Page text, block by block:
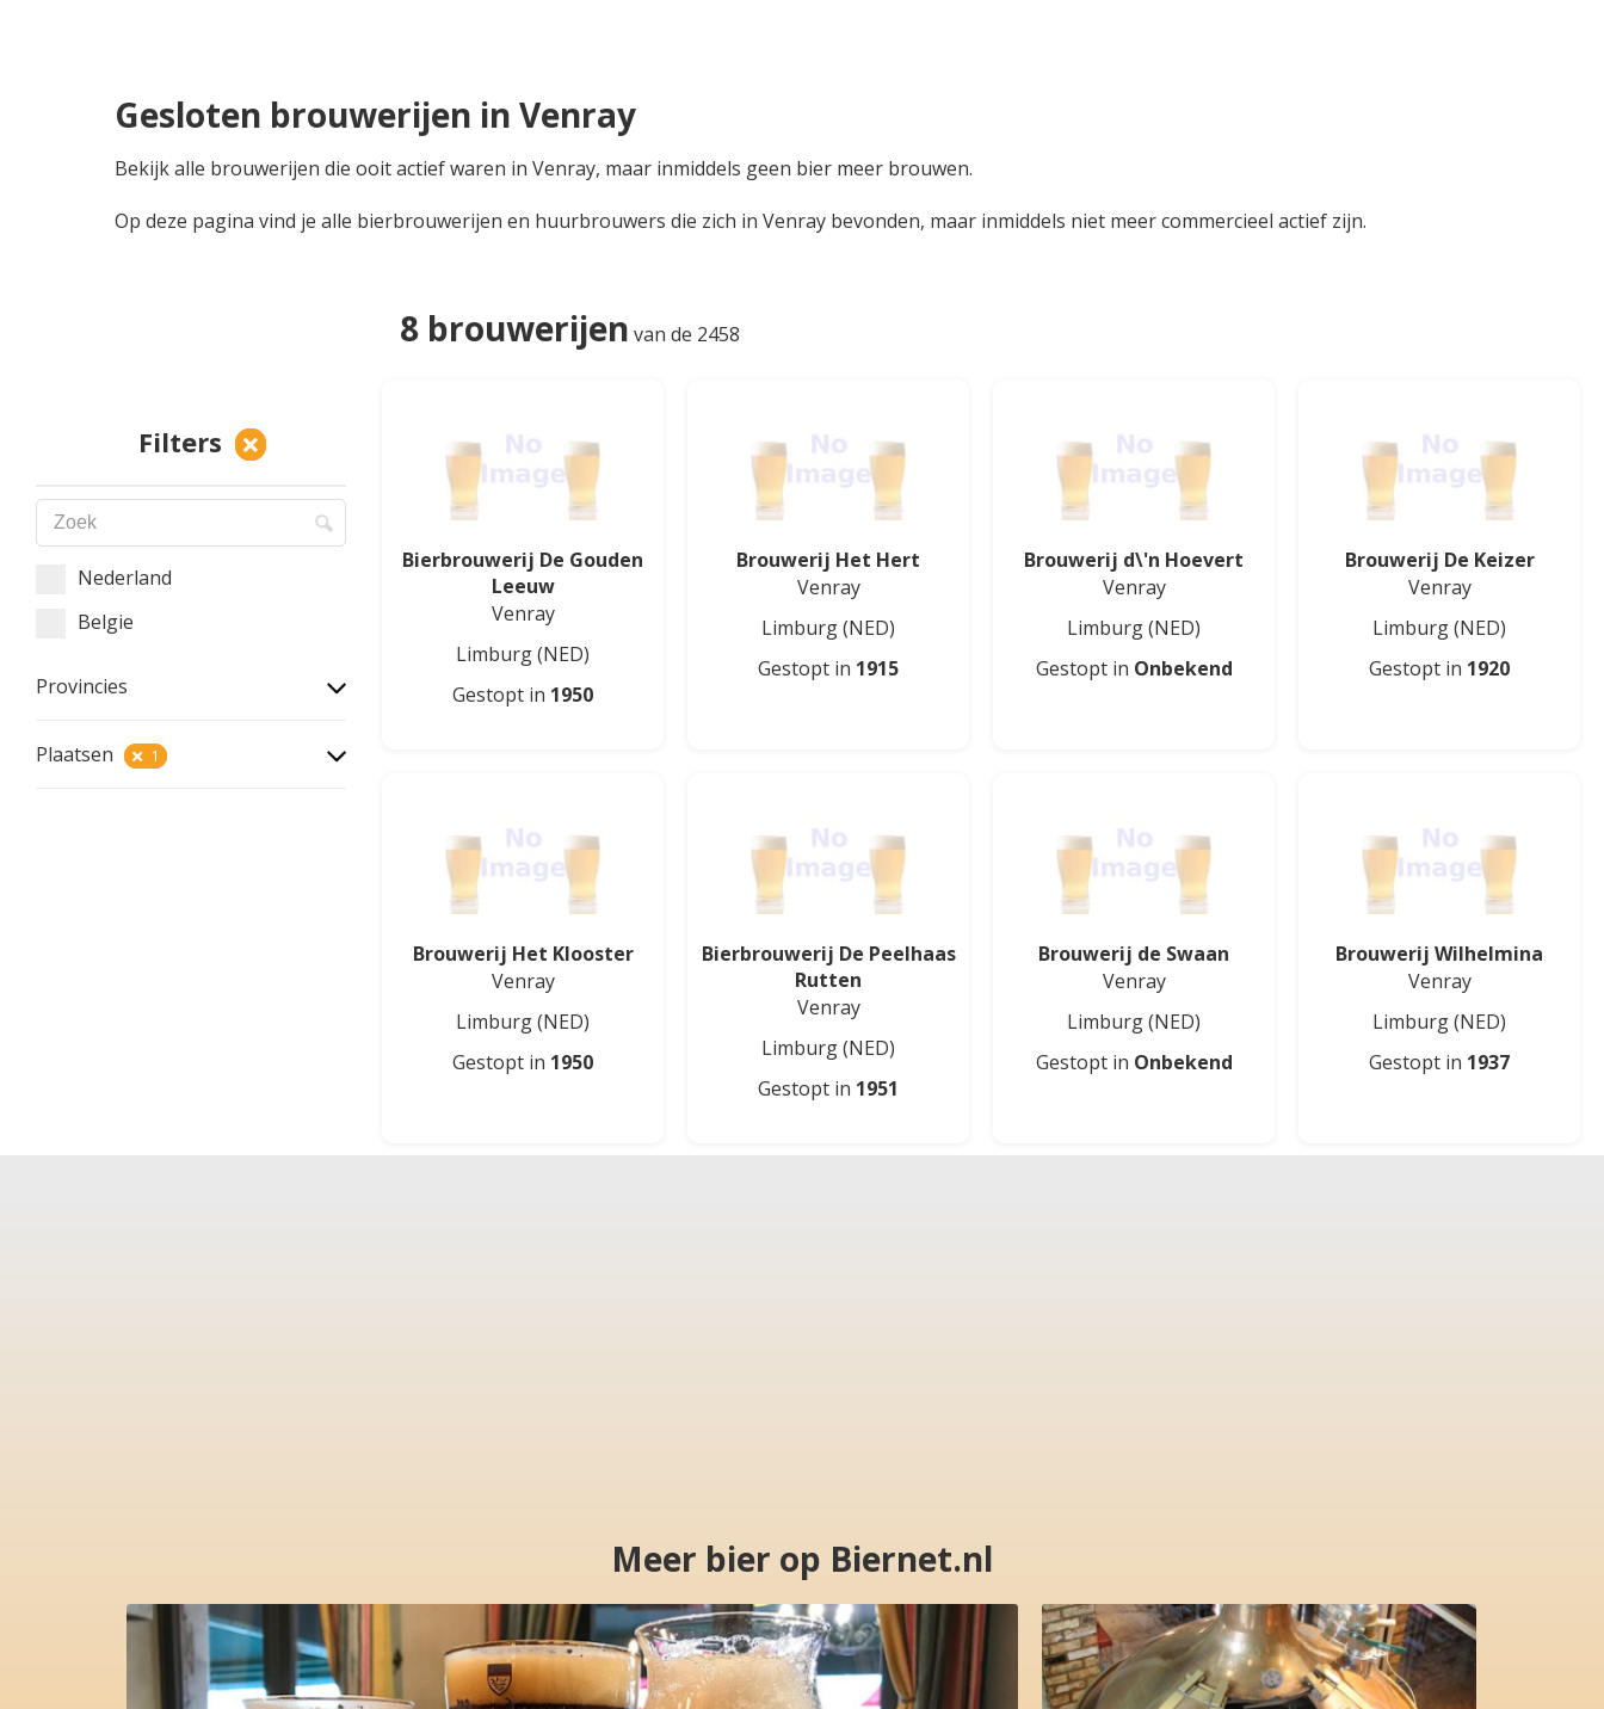
Gesloten brouwerijen in Venray
Bekijk alle brouwerijen die ooit actief waren in Venray, maar inmiddels geen bier meer brouwen.
Op deze pagina vind je alle bierbrouwerijen en huurbrouwers die zich in Venray bevonden, maar inmiddels niet meer commercieel actief zijn.
Filters
Nederland
Belgie
Provincies
Plaatsen 1
8 brouwerijen van de 2458
Bierbrouwerij De Gouden
Leeuw
Venray
Limburg(NED)
Gestopt in 1950
Brouwerij Het Hert
Venray
Limburg(NED)
Gestopt in 1915
Brouwerij d\'n Hoevert
Venray
Limburg(NED)
Gestopt in Onbekend
Brouwerij De Keizer
Venray
Limburg(NED)
Gestopt in 1920
Brouwerij Het Klooster
Venray
Limburg(NED)
Gestopt in 1950
Bierbrouwerij De Peelhaas
Rutten
Venray
Limburg(NED)
Gestopt in 1951
Brouwerij de Swaan
Venray
Limburg(NED)
Gestopt in Onbekend
Brouwerij Wilhelmina
Venray
Limburg(NED)
Gestopt in 1937
Meer bier op Biernet.nl